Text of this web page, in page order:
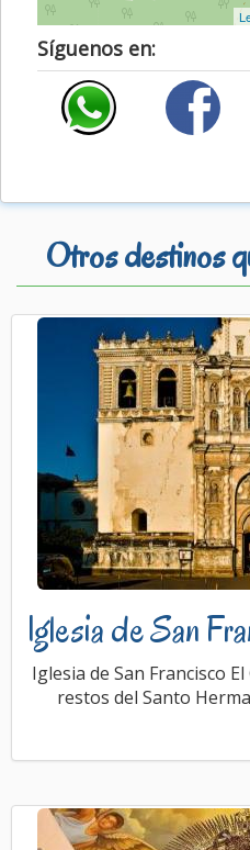
Síguenos en:
Otros destinos
Iglesia de San
Iglesia de San Francisco
restos del Santo